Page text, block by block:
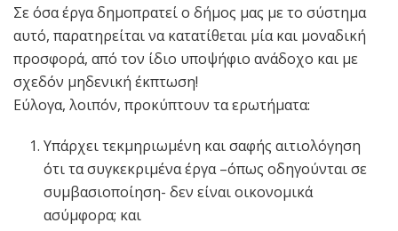
Σε όσα έργα δημοπρατεί ο δήμος μας με το σύστημα
αυτό, παρατηρείται να κατατίθεται μία και μοναδική
προσφορά, από τον ίδιο υποψήφιο ανάδοχο και με
σχεδόν μηδενική έκπτωση!
Εύλογα, λοιπόν, προκύπτουν τα ερωτήματα:
Υπάρχει τεκμηριωμένη και σαφής αιτιολόγηση
ότι τα συγκεκριμένα έργα –όπως οδηγούνται σε
συμβασιοποίηση- δεν είναι οικονομικά
ασύμφορα; και